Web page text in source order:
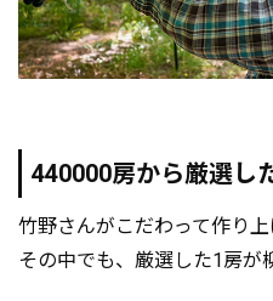
440000房から厳選し
竹野さんがこだわって作り
その中でも、厳選した1房が